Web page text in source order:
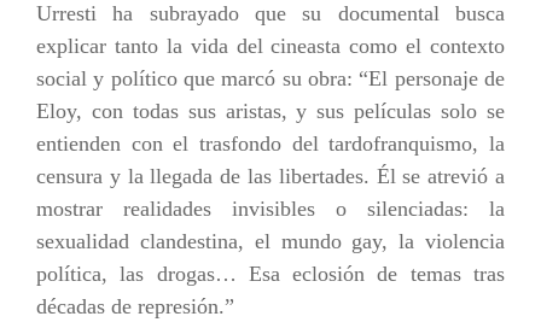
Urresti ha subrayado que su documental busca
explicar tanto la vida del cineasta como el contexto
social y político que marcó su obra: “El personaje de
Eloy, con todas sus aristas,y sus películas solo se
entienden con el trasfondo del tardofranquismo, la
censura y la llegada de las libertades. Él se atrevió a
mostrar realidades invisibles o silenciadas: la
sexualidad clandestina, el mundo gay, la violencia
política, las drogas… Esa eclosión de temas tras
décadas de represión.”